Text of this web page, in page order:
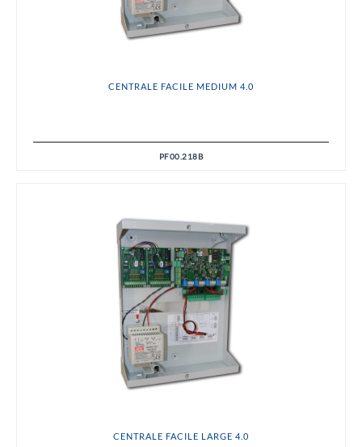
CENTRALE FACILE MEDIUM 4.0
PF00.218B
CENTRALE FACILE LARGE 4.0